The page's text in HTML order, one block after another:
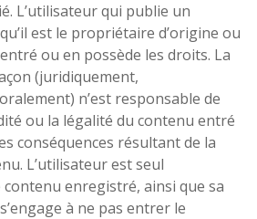
L’utilisateur qui publie un
est le propriétaire d’origine ou
ou en possède les droits. La
(juridiquement,
n’est responsable de
ou la légalité du contenu entré
conséquences résultant de la
L’utilisateur est seul
enregistré, ainsi que sa
à ne pas entrer le